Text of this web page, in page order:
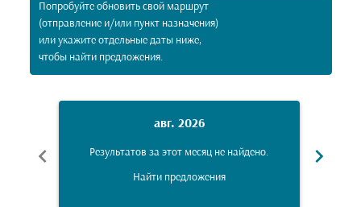
Попробуйте обновить свой маршрут
(отправление и/или пункт назначения)
или укажите отдельные даты ниже,
чтобы найти предложения.
chevron_left
авг. 2026
Результатов за этот месяц не найдено.
Найти предложения
chevron_right